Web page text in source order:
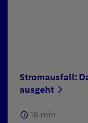
Stromausfall:
ausgeht
16 min